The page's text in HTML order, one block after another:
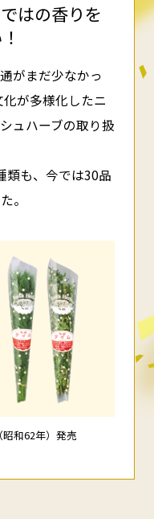
和62年）発売
はの香りを
がまだ少なかっ
が多様化したニ
ュハーブの取り扱
類も、今では30品
。